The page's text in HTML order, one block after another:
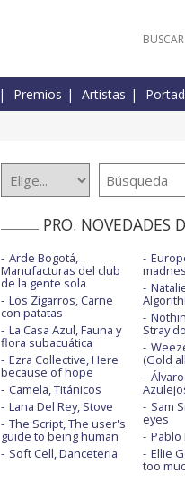
Premios Artistas
PRO. NOVEDADES
Arde Bogotá,
Manufacturas del club
de la gente sola
Los Zigarros, Carne
con patatas
La Casa Azul, Fauna y
flora subacuática
Ezra Collective, Here
because of hope
Camela, Titánicos
Lana Del Rey, Stove
The Script, The user's
guide to being human
Soft Cell, Danceteria
Stray
(Gold
Sam
eyes
Pablo
Ellie
too